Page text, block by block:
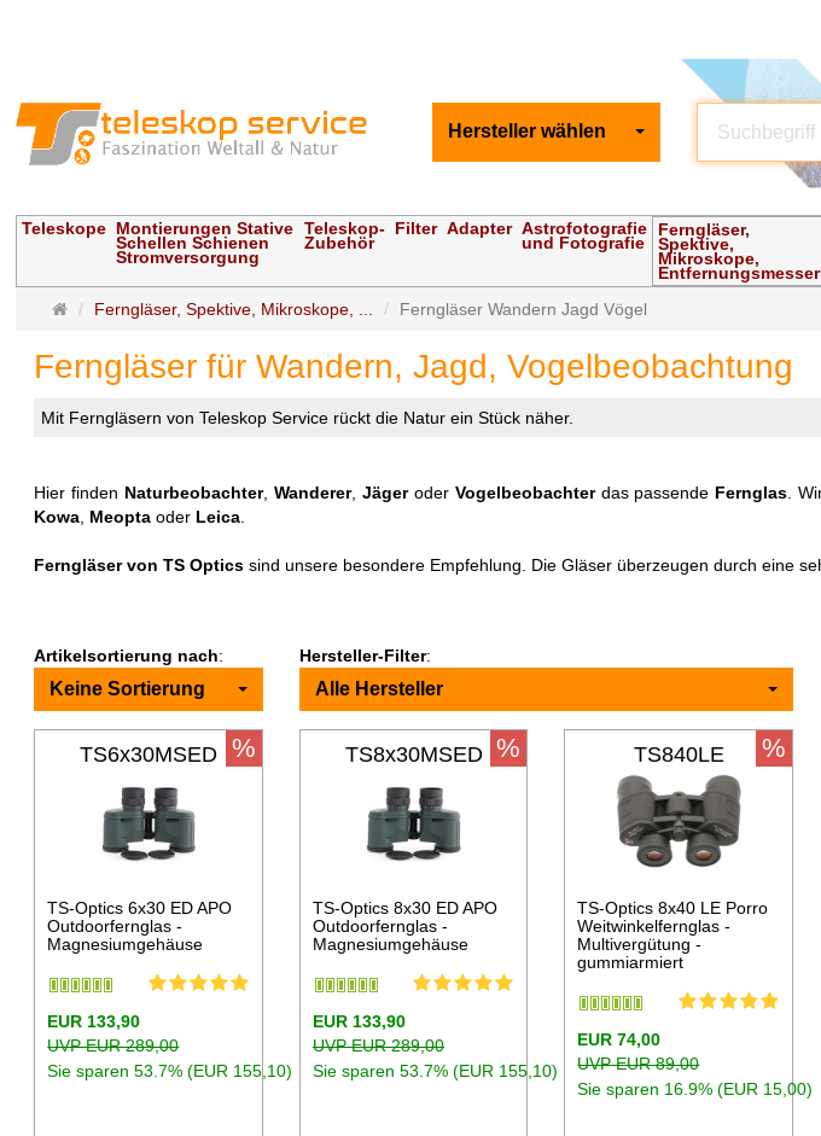
Hersteller wählen
Teleskope Montierungen Stative
Schellen Schienen
Stromversorgung
Teleskop-
Zubehör
Filter Adapter Astrofotografie
und Fotografie
Ferngläser,
Spektive,
Mikroskope,
Entfernungsmesser
Startseite
Ferngläser, Spektive, Mikroskope, ... Ferngläser Wandern Jagd Vögel
Ferngläser für Wandern, Jagd, Vogelbeobachtung
Mit Ferngläsern von Teleskop Service rückt die Natur ein Stück näher.
Hier finden Naturbeobachter,Wanderer, Jägeroder Vogelbeobachterdas passende Fernglas .
Kowa Meopta oder Leica
Ferngläser von TS Optics sind unsere besondere Empfehlung. Die Gläser überzeugen durch eine
Artikelsortierung nach:
Keine Sortierung
Hersteller-Filter:
Alle Hersteller
TS6x30MSED
TS-Optics 6x30 ED APO
Outdoorfernglas -
Magnesiumgehäuse
EUR 133,90
UVP EUR 289,00
Sie sparen 53.7% (EUR 155,10)
% TS8x30MSED
TS-Optics 8x30 ED APO
Outdoorfernglas -
Magnesiumgehäuse
EUR 133,90
UVP EUR 289,00
Sie sparen 53.7% (EUR 155,10)
% TS840LE
TS-Optics 8x40 LE Porro
Weitwinkelfernglas -
Multivergütung -
gummiarmiert
EUR 74,00
UVP EUR 89,00
Sie sparen 16.9% (EUR 15,00)
%